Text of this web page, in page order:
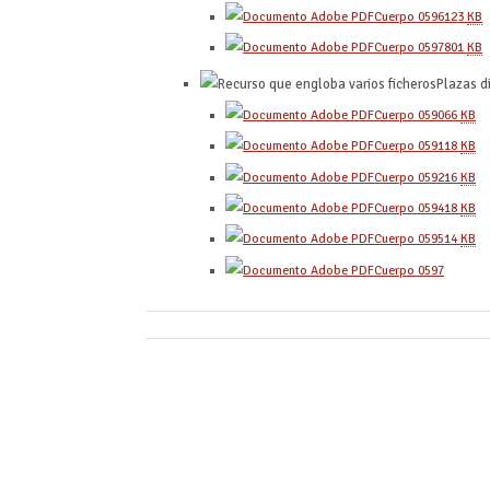
Cuerpo 0596123KB
Cuerpo 0597801KB
Plazas
Cuerpo 059066KB
Cuerpo 059118KB
Cuerpo 059216KB
Cuerpo 059418KB
Cuerpo 059514KB
Cuerpo 0597